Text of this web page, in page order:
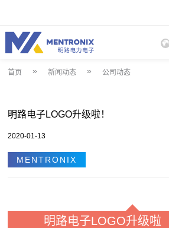
首页 »新闻动态 » 公司动态
明路电子LOGO升级啦！
2020-01-13
MENTRONIX
明路电子LOGO升级啦